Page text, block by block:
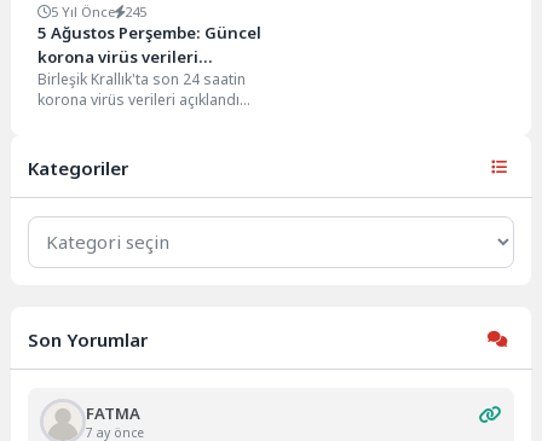
5 Yıl Önce 245
5 Ağustos Perşembe: Güncel
korona virüs verileri
açıklandı
Birleşik Krallık'ta son 24 saatin
korona virüs verileri açıklandı
Kategoriler
Kategoriler
Son Yorumlar
FATMA
7 ay önce